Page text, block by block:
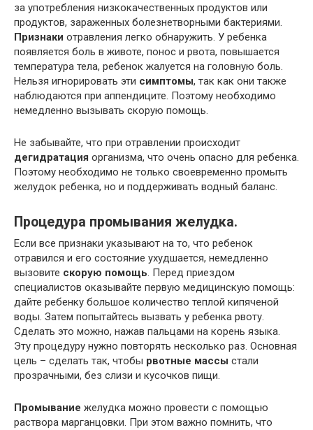
за употребления низкокачественных продуктов или
продуктов, зараженных болезнетворными бактериями.
Признаки отравления легко обнаружить. У ребенка
появляется боль в животе, понос и рвота, повышается
температура тела, ребенок жалуется на головную боль.
Нельзя игнорировать эти симптомы, так как они также
наблюдаются при аппендиците. Поэтому необходимо
немедленно вызывать скорую помощь.
Не забывайте, что при отравлении происходит
дегидратация организма, что очень опасно для ребенка.
Поэтому необходимо не только своевременно промыть
желудок ребенка, но и поддерживать водный баланс.
Процедура промывания желудка.
Если все признаки указывают на то, что ребенок
отравился и его состояние ухудшается, немедленно
вызовите скорую помощь. Перед приездом
специалистов оказывайте первую медицинскую помощь:
дайте ребенку большое количество теплой кипяченой
воды. Затем попытайтесь вызвать у ребенка рвоту.
Сделать это можно, нажав пальцами на корень языка.
Эту процедуру нужно повторять несколько раз. Основная
цель – сделать так, чтобы рвотные массы стали
прозрачными, без слизи и кусочков пищи.
Промывание желудка можно провести с помощью
раствора марганцовки. При этом важно помнить, что